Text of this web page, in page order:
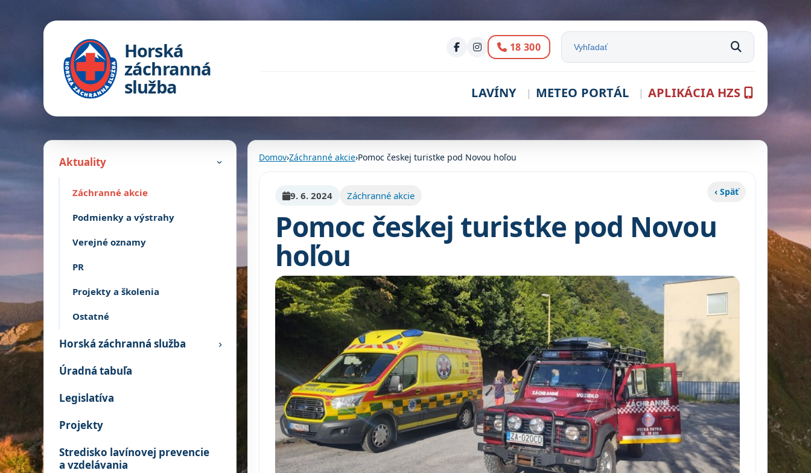
Horská
záchranná
služba
Volanie:
18 300 Vyhľadať na stránke
LAVÍNY METEO PORTÁL APLIKÁCIA HZS
Aktuality ›
Záchranné akcie
Podmienky a výstrahy
Verejné oznamy
PR
Projekty a školenia
Ostatné
Horská záchranná služba ›
Úradná tabuľa
Legislatíva
Projekty
Stredisko lavínovej prevencie
a vzdelávania
Domov›Záchranné akcie›Pomoc českej turistke pod Novou hoľou
‹ Späť
9. 6. 2024 Záchranné akcie
Pomoc českej turistke pod Novou
hoľou